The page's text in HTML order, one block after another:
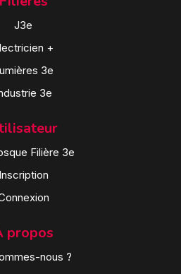
J3e
+
3e
3e
Filière 3e
Inscription
propos
nous ?